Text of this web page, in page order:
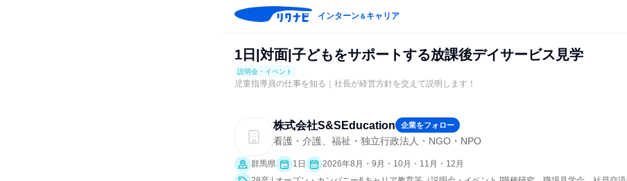
インターン＆キャリア
1日|対面|子どもをサポートする放課後デイサービス見学
説明会・イベント
児童指導員の仕事を知る｜社長が経営方針を交えて説明します！
株式会社S&SEducation 企業をフォロー
看護・介護、福祉・独立行政法人・NGO・NPO
群馬県 1日
2026年8月・9月・10月・11月・12月